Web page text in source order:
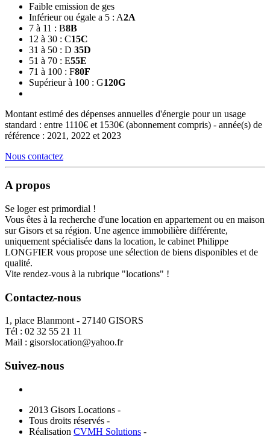
Faible emission de ges
Inférieur ou égale a 5 : A2A
7 à 11 : B8B
12 à 30 : C15C
31 à 50 : D 35D
51 à 70 : E55E
71 à 100 : F80F
Supérieur à 100 : G120G
Montant estimé des dépenses annuelles d'énergie pour un usage
standard : entre 1110€ et 1530€ (abonnement compris) - année(s) de
référence : 2021, 2022 et 2023
Nous contactez
A propos
Se loger est primordial !
Vous êtes à la recherche d'une location en appartement ou en maison
sur Gisors et sa région. Une agence immobilière différente,
uniquement spécialisée dans la location, le cabinet Philippe
LONGFIER vous propose une sélection de biens disponibles et de
qualité.
Vite rendez-vous à la rubrique "locations" !
Contactez-nous
1, place Blanmont - 27140 GISORS
Tél : 02 32 55 21 11
Mail : gisorslocation@yahoo.fr
Suivez-nous
2013 Gisors Locations -
Tous droits réservés -
Réalisation CVMH Solutions -